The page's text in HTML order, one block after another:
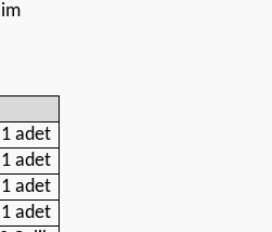
1 adet
1 adet
1 adet
1 adet